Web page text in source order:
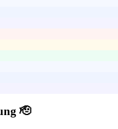
🫡